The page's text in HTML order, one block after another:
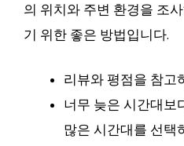
의 위치와 주변 환경을 조
기 위한 좋은 방법입니다.
리뷰와 평점을 참고
너무 늦은 시간대보
많은 시간대를 선택